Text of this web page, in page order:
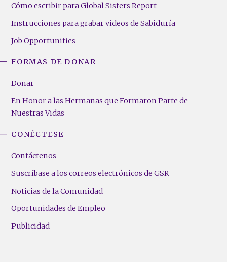
Cómo escribir para Global Sisters Report
Instrucciones para grabar videos de Sabiduría
Job Opportunities
FORMAS DE DONAR
Donar
En Honor a las Hermanas que Formaron Parte de
Nuestras Vidas
CONÉCTESE
Contáctenos
Suscríbase a los correos electrónicos de GSR
Noticias de la Comunidad
Oportunidades de Empleo
Publicidad